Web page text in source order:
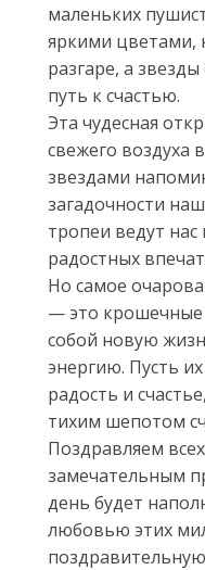
маленьких
яркими цветами,
разгаре, а
путь к счастью.
Эта чудесная
свежего воздуха
звездами
загадочности
тропеи ведут
радостных
Но самое
— это крошечные
собой новую
энергию. Пусть
радость и
тихим шепотом
Поздравляем
замечательным
день будет
любовью этих